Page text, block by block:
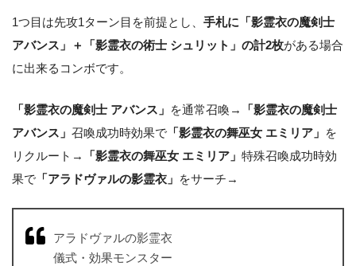
1つ目は先攻1ターン目を前提とし、 手札に「影霊衣の魔剣士
アバンス」＋「影霊衣の術士 シュリット」の計2枚がある場合
に出来るコンボです。
「影霊衣の魔剣士 アバンス」 を通常召喚→
「影霊衣の魔剣士
アバンス」 召喚成功時効果で 「影霊衣の舞巫女 エミリア」 を
リクルート→
「影霊衣の舞巫女 エミリア」 特殊召喚成功時効
果で 「アラドヴァルの影霊衣」 をサーチ→
アラドヴァルの影霊衣
儀式・効果モンスター